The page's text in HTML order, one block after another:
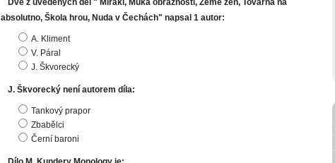
Dvě z uvedených děl " Mirákl, Muka obraznosti, Země žen, Továrna na
absolutno, Škola hrou, Nuda v Čechách" napsal 1 autor:
A. Kliment
V. Páral
J. Škvorecký
J. Škvorecký není autorem díla:
Tankový prapor
Zbabělci
Černí baroni